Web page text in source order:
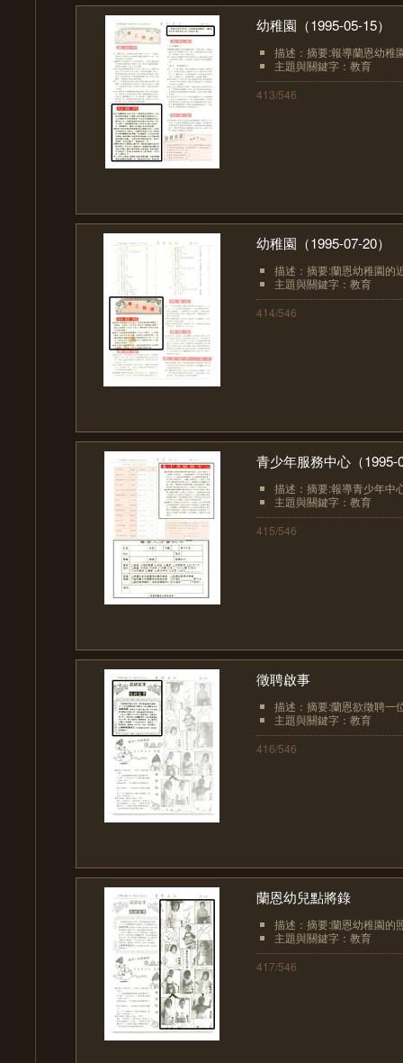
幼稚園（1995-05-15）
描述：摘要:報導蘭恩幼稚
主題與關鍵字：教育
413/546
幼稚園（1995-07-20）
描述：摘要:蘭恩幼稚園的
主題與關鍵字：教育
414/546
青少年服務中心（1995-
描述：摘要:報導青少年中
主題與關鍵字：教育
415/546
徵聘啟事
描述：摘要:蘭恩欲徵聘一
主題與關鍵字：教育
416/546
蘭恩幼兒點將錄
描述：摘要:蘭恩幼稚園的
主題與關鍵字：教育
417/546